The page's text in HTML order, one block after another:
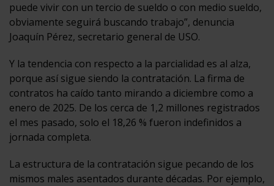
puede vivir con un tercio de sueldo o con medio sueldo,
obviamente seguirá buscando trabajo”, denuncia
Joaquín Pérez, secretario general de USO.
Y la tendencia con respecto a la parcialidad es al alza,
porque así sigue siendo la contratación. La firma de
contratos ha caído tanto mirando a diciembre como a
enero de 2025. De los cerca de 1,2 millones registrados
el mes pasado, solo el 18,26 % fueron indefinidos a
jornada completa.
La estructura de la contratación sigue pecando de los
mismos males asentados durante décadas. Por ejemplo,